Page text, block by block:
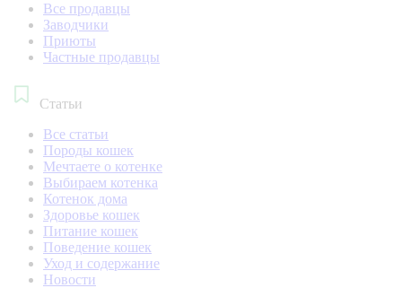
Все продавцы
Заводчики
Приюты
Частные продавцы
Статьи
Все статьи
Породы кошек
Мечтаете о котенке
Выбираем котенка
Котенок дома
Здоровье кошек
Питание кошек
Поведение кошек
Уход и содержание
Новости